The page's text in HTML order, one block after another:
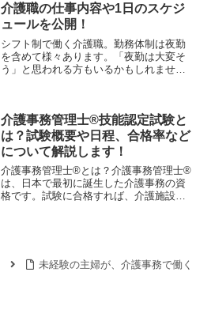
ジがつきにくいのです。そこ...
介護職の仕事内容や1日のスケジ
ュールを公開！
シフト制で働く介護職。勤務体制は夜勤
を含めて様々あります。「夜勤は大変そ
う」と思われる方もいるかもしれません
介護事務管理士®技能認定試験と
は？試験概要や日程、合格率など
について解説します！
介護事務管理士®とは？介護事務管理士®
は、日本で最初に誕生した介護事務の資
格です。試験に合格すれば、介護施設の
未経験の主婦が、介護事務で働く